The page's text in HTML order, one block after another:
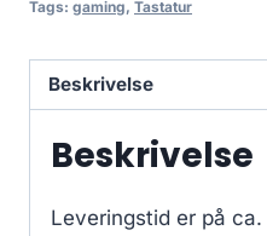
Tags: gaming, Tastatur
Beskrivelse
Beskrivelse
Leveringstid er på ca.